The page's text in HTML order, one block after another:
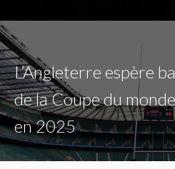
L’Angleterre espère
de la Coupe du
en 2025